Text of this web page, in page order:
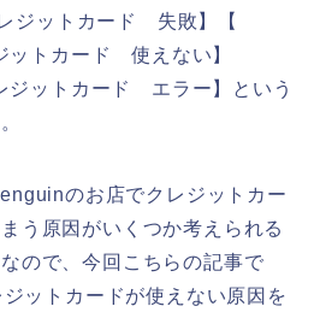
ジットカード 失敗】【
トカード 使えない】
ジットカード エラー】という
のお店でクレジットカー
う原因がいくつか考えられる
ので、今回こちらの記事で
ットカードが使えない原因を